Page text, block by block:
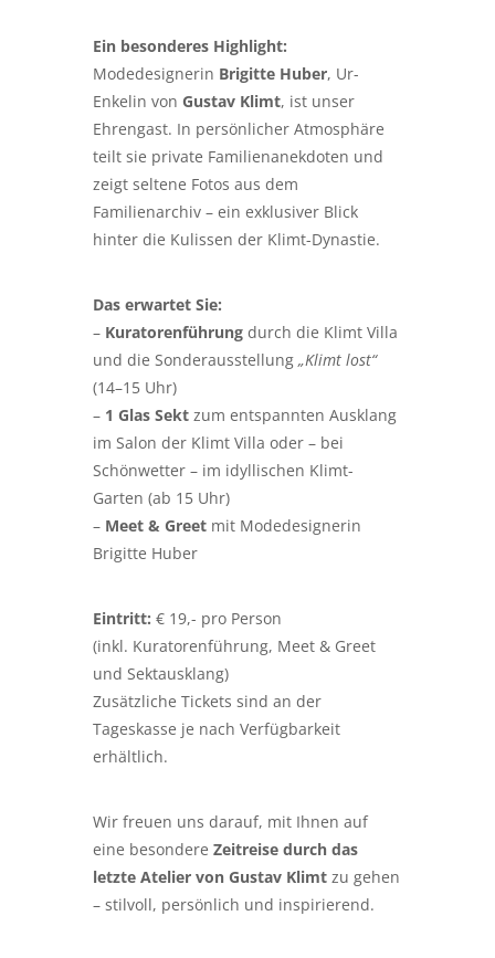
Ein besonderes Highlight:
Modedesignerin Brigitte Huber, Ur-
Enkelin von Gustav Klimt, ist unser
Ehrengast. In persönlicher Atmosphäre
teilt sie private Familienanekdoten und
zeigt seltene Fotos aus dem
Familienarchiv – ein exklusiver Blick
hinter die Kulissen der Klimt-Dynastie.
Das erwartet Sie:
– Kuratorenführung durch die Klimt Villa
und die Sonderausstellung „Klimt lost“
(14–15 Uhr)
– 1 Glas Sekt zum entspannten Ausklang
im Salon der Klimt Villa oder – bei
Schönwetter – im idyllischen Klimt-
Garten (ab 15 Uhr)
– Meet & Greet mit Modedesignerin
Brigitte Huber
Eintritt: € 19,- pro Person
(inkl. Kuratorenführung, Meet & Greet
und Sektausklang)
Zusätzliche Tickets sind an der
Tageskasse je nach Verfügbarkeit
erhältlich.
Wir freuen uns darauf, mit Ihnen auf
eine besondere Zeitreise durch das
letzte Atelier von Gustav Klimt zu gehen
– stilvoll, persönlich und inspirierend.